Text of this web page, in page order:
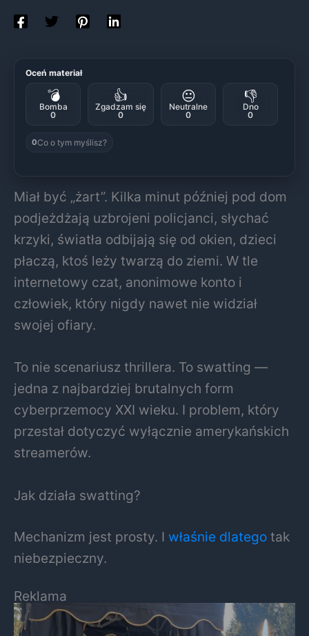
Oceń materiał
💣
Bomba
0
👍
Zgadzam się
0
😐
Neutralne
0
👎
Dno
0
0Co o tym myślisz?
Miał być „żart”. Kilka minut później pod dom
podjeżdżają uzbrojeni policjanci, słychać
krzyki, światła odbijają się od okien, dzieci
płaczą, ktoś leży twarzą do ziemi. W tle
internetowy czat, anonimowe konto i
człowiek, który nigdy nawet nie widział
swojej ofiary.
To nie scenariusz thrillera. To swatting —
jedna z najbardziej brutalnych form
cyberprzemocy XXI wieku. I problem, który
przestał dotyczyć wyłącznie amerykańskich
streamerów.
Jak działa swatting?
Mechanizm jest prosty. I właśnie dlatego tak
niebezpieczny.
Reklama